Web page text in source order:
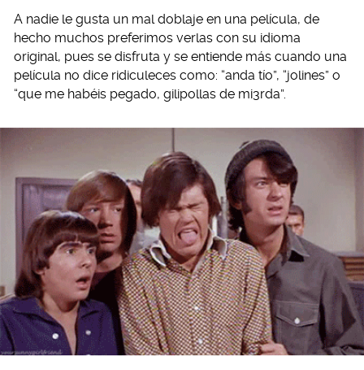
A nadie le gusta un mal doblaje en una película, de
hecho muchos preferimos verlas con su idioma
original, pues se disfruta y se entiende más cuando una
película no dice ridiculeces como: “anda tío”, “jolines” o
“que me habéis pegado, gilipollas de mi3rda”.